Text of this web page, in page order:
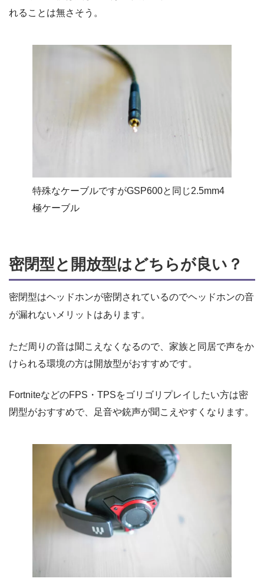
れることは無さそう。
特殊なケーブルですがGSP600と同じ2.5mm4
極ケーブル
密閉型と開放型はどちらが良い？
密閉型はヘッドホンが密閉されているのでヘッドホンの音
が漏れないメリットはあります。
ただ周りの音は聞こえなくなるので、家族と同居で声をか
けられる環境の方は開放型がおすすめです。
FortniteなどのFPS・TPSをゴリゴリプレイしたい方は密
閉型がおすすめで、足音や銃声が聞こえやすくなります。